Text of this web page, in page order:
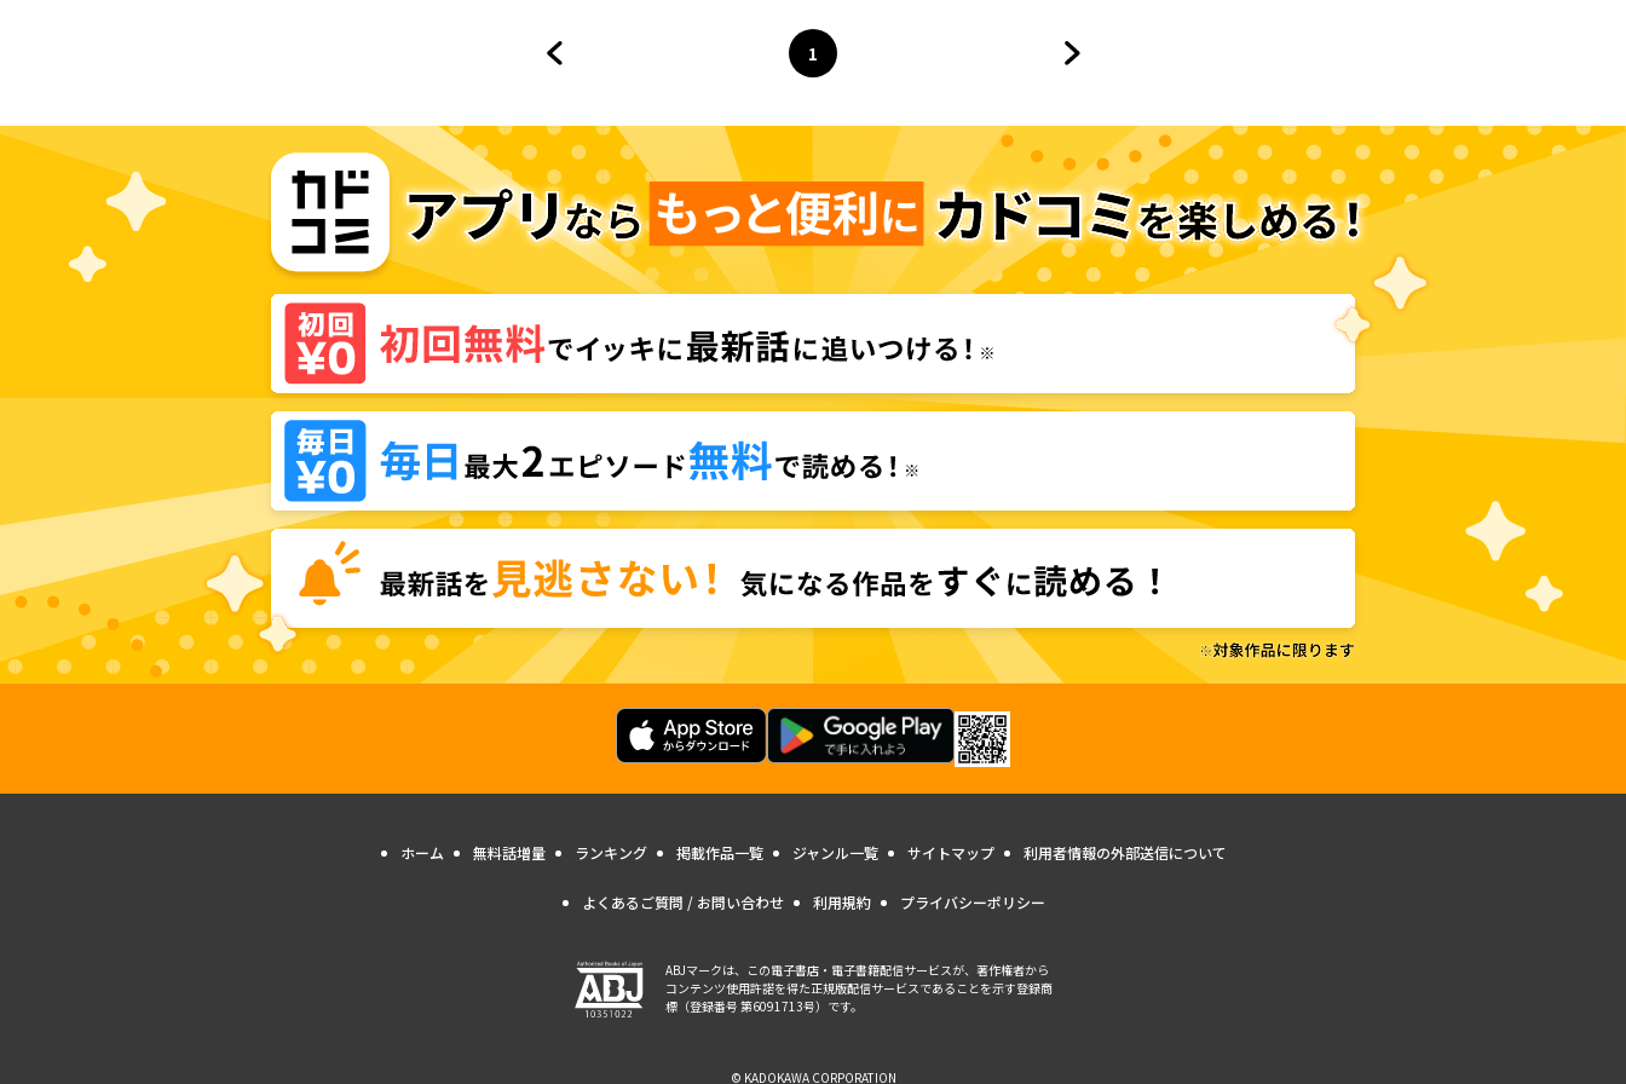
ページ
1
へ
ホーム 無料話増量 ランキング 掲載作品一覧 ジャンル一覧 サイトマップ 利用者情報の外部送信について
よくあるご質問 / お問い合わせ 利用規約 プライバシーポリシー
ABJマークは、この電子書店・電子書籍配信サービスが、著作権者から
コンテンツ使用許諾を得た正規版配信サービスであることを示す登録商
標（登録番号 第6091713号）です。
© KADOKAWA CORPORATION